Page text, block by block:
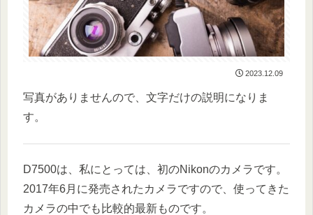
2023.12.09
写真がありませんので、文字だけの説明になりま
す。
D7500は、私にとっては、初のNikonのカメラです。
2017年6月に発売されたカメラですので、使ってきた
カメラの中でも比較的最新ものです。